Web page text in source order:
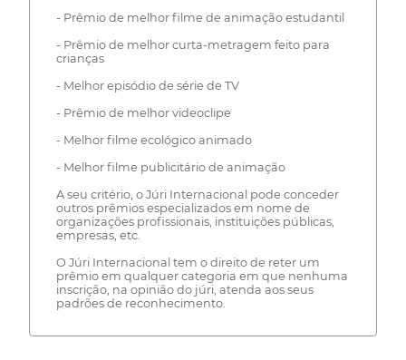
- Prêmio de melhor filme de animação estudantil
- Prêmio de melhor curta-metragem feito para
crianças
- Melhor episódio de série de TV
- Prêmio de melhor videoclipe
- Melhor filme ecológico animado
- Melhor filme publicitário de animação
A seu critério, o Júri Internacional pode conceder
outros prêmios especializados em nome de
organizações profissionais, instituições públicas,
empresas, etc.
O Júri Internacional tem o direito de reter um
prêmio em qualquer categoria em que nenhuma
inscrição, na opinião do júri, atenda aos seus
padrões de reconhecimento.